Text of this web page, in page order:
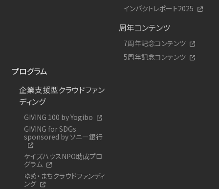
インパクトレポート2025
周年コンテンツ
7周年記念コンテンツ
5周年記念コンテンツ
プログラム
企業支援型クラウドファン
ディング
GIVING 100 by Yogibo
GIVING for SDGs
sponsored by ソニー銀行
ケイズハウスNPO助成プロ
グラム
ゆめ・まちクラウドファンディ
ング